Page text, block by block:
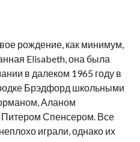
рождение, как минимум,
Elisabeth, она была
в далеком 1965 году в
Брэдфорд школьными
Аланом
Спенсером. Все
играли, однако их